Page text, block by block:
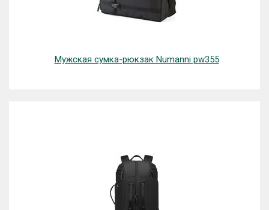
Мужская сумка-рюкзак Numanni pw355